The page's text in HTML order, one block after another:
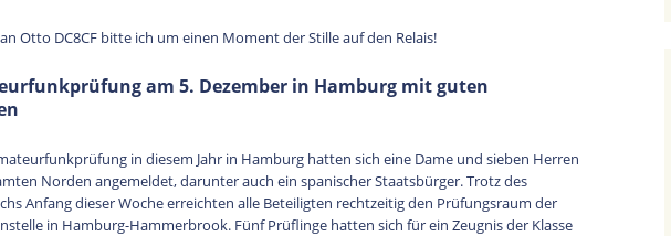
Otto DC8CF bitte ich um einen Moment der Stille auf den Relais!
am 5. Dezember in Hamburg mit guten
in diesem Jahr in Hamburg hatten sich eine Dame und sieben Herren
Norden angemeldet, darunter auch ein spanischer Staatsbürger. Trotz des
Anfang dieser Woche erreichten alle Beteiligten rechtzeitig den Prüfungsraum der
in Hamburg-Hammerbrook. Fünf Prüflinge hatten sich für ein Zeugnis der Klasse